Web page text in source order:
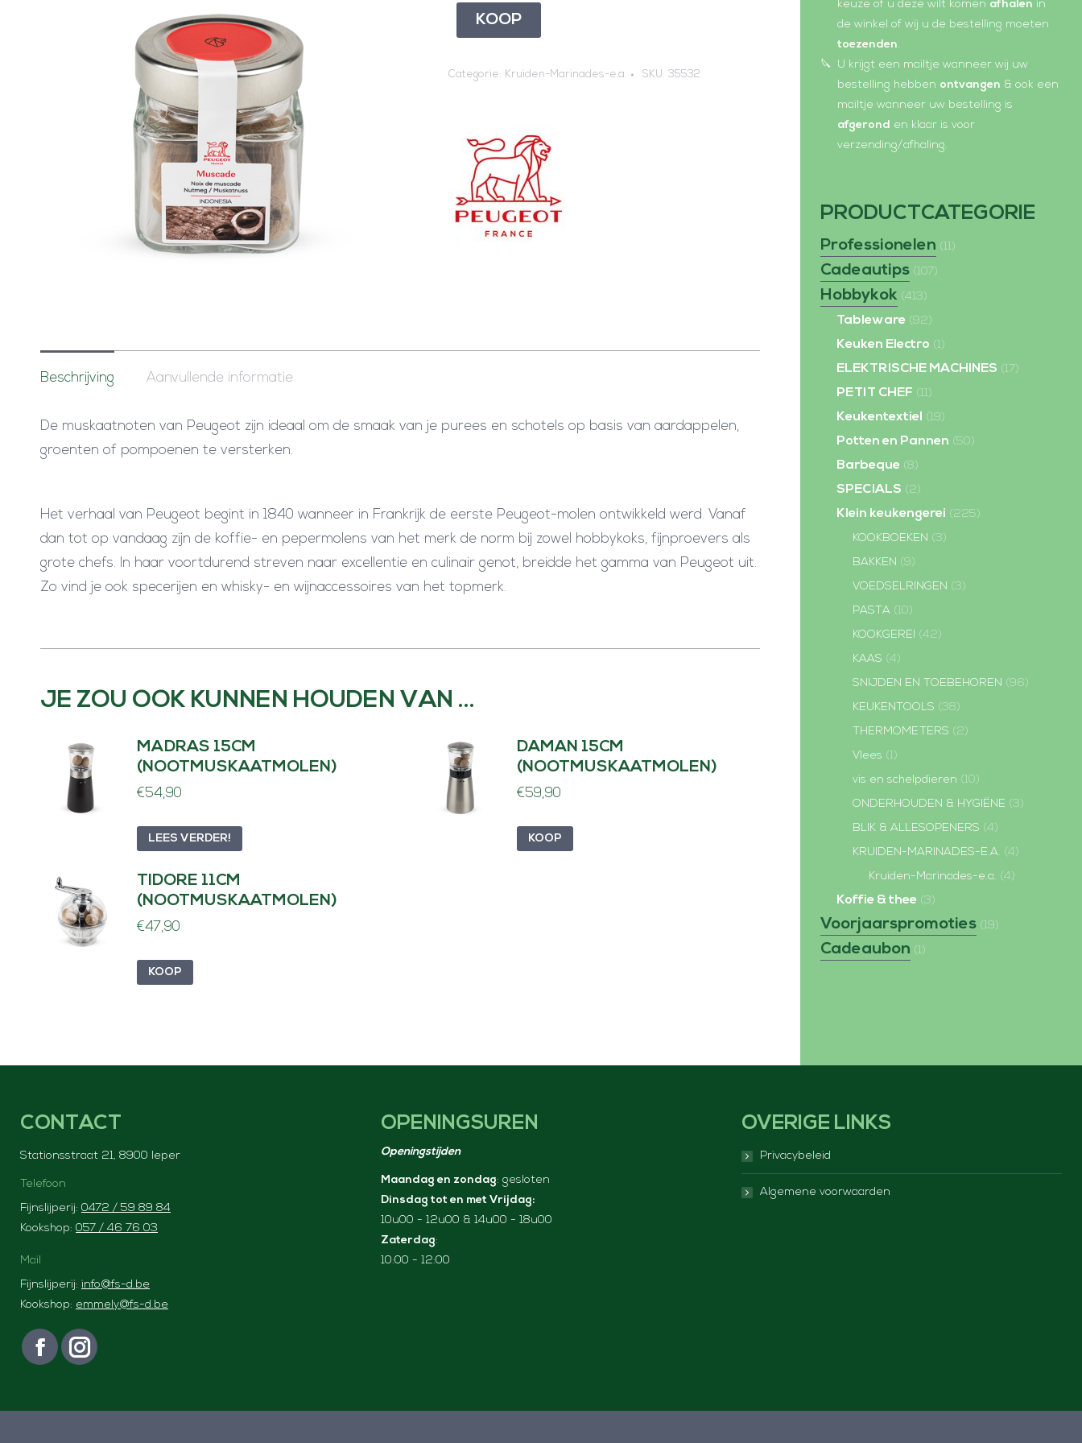
e
n
i
KOOP
Categorie: Kruiden-Marinades-e.a. SKU: 35532
Beschrijving Aanvullende informatie
De muskaatnoten van Peugeot zijn ideaal om de smaak van je purees en schotels op basis van aardappelen,
groenten of pompoenen te versterken.
Het verhaal van Peugeot begint in 1840 wanneer in Frankrijk de eerste Peugeot-molen ontwikkeld werd. Vanaf
dan tot op vandaag zijn de koffie- en pepermolens van het merk de norm bij zowel hobbykoks, fijnproevers als
grote chefs. In haar voortdurend streven naar excellentie en culinair genot, breidde het gamma van Peugeot uit.
Zo vind je ook specerijen en whisky- en wijnaccessoires van het topmerk.
JE ZOU OOK KUNNEN HOUDEN VAN …
MADRAS 15CM
(NOOTMUSKAATMOLEN)
€54,90
LEES VERDER!
DAMAN 15CM
(NOOTMUSKAATMOLEN)
€59,90
KOOP
TIDORE 11CM
(NOOTMUSKAATMOLEN)
€47,90
KOOP
keuze of u deze wilt komen afhalen in
de winkel of wij u de bestelling moeten
toezenden.
U krijgt een mailtje wanneer wij uw
bestelling hebben ontvangen & ook een
mailtje wanneer uw bestelling is
afgerond en klaar is voor
verzending/afhaling.
PRODUCTCATEGORIE
Professionelen (11)
Cadeautips (107)
Hobbykok (413)
Tableware (92)
Keuken Electro (1)
ELEKTRISCHE MACHINES (17)
PETIT CHEF (11)
Keukentextiel (19)
Potten en Pannen (50)
Barbeque (8)
SPECIALS (2)
Klein keukengerei (225)
KOOKBOEKEN (3)
BAKKEN (9)
VOEDSELRINGEN (3)
PASTA (10)
KOOKGEREI (42)
KAAS (4)
SNIJDEN EN TOEBEHOREN (96)
KEUKENTOOLS (38)
THERMOMETERS (2)
Vlees (1)
vis en schelpdieren (10)
ONDERHOUDEN & HYGIËNE (3)
BLIK & ALLESOPENERS (4)
KRUIDEN-MARINADES-E.A. (4)
Kruiden-Marinades-e.a. (4)
Koffie & thee (3)
Voorjaarspromoties (19)
Cadeaubon (1)
CONTACT
Stationsstraat 21, 8900 Ieper
Telefoon
Fijnslijperij: 0472 / 59 89 84
Kookshop: 057 / 46 76 03
Mail
Fijnslijperij: info@fs-d.be
Kookshop: emmely@fs-d.be
Vind ons op:
F
I
OPENINGSUREN
Openingstijden
Maandag en zondag: gesloten
Dinsdag tot en met Vrijdag:
10u00 - 12u00 & 14u00 - 18u00
Zaterdag:
10:00 - 12:00
OVERIGE LINKS
Privacybeleid
Algemene voorwaarden